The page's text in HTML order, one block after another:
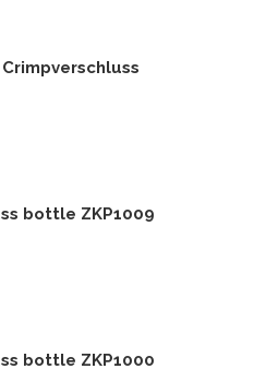
bottle ZKP1009
bottle ZKP1000